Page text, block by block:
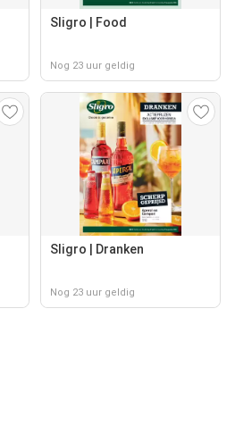
Sligro | Food
Nog 23 uur geldig
Sligro | Dranken
Nog 23 uur geldig